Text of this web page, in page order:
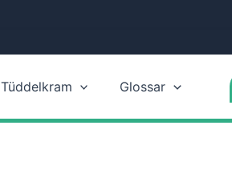
Tüddelkram Glossar